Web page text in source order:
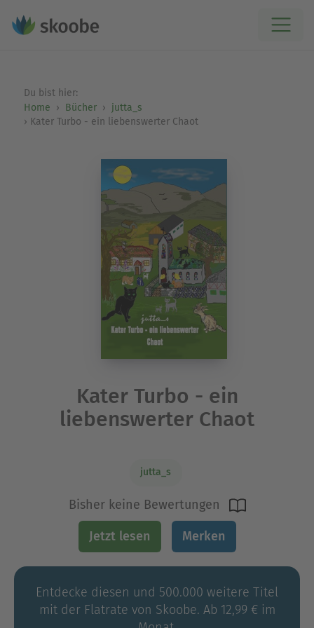
Du bist hier:
Home
Bücher
jutta_s
Kater Turbo - ein liebenswerter Chaot
Kater Turbo - ein
liebenswerter Chaot
jutta_s
Bisher keine Bewertungen
Jetzt lesen Merken
Entdecke diesen und 500.000 weitere Titel
mit der Flatrate von Skoobe. Ab 12,99 € im